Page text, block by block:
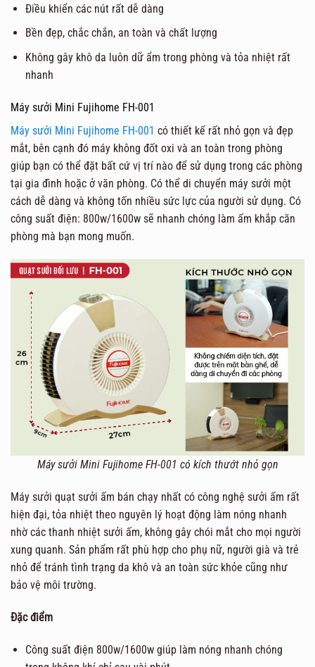
Điều khiển các nút rất dễ dàng
Bền đẹp, chắc chắn, an toàn và chất lượng
Không gây khô da luôn dữ ẩm trong phòng và tỏa nhiệt rất
nhanh
Máy sưởi Mini Fujihome FH-001
Máy sưởi Mini Fujihome FH-001 có thiết kế rất nhỏ gọn và đẹp
mắt, bên cạnh đó máy không đốt oxi và an toàn trong phòng
giúp bạn có thể đặt bất cứ vị trí nào để sử dụng trong các phòng
tại gia đình hoặc ở văn phòng. Có thể di chuyển máy sưởi một
cách dễ dàng và không tốn nhiều sức lực của người sử dụng. Có
công suất điện: 800w/1600w sẽ nhanh chóng làm ấm khắp căn
phòng mà bạn mong muốn.
Máy sưởi Mini Fujihome FH-001 có kích thướt nhỏ gọn
Máy sưởi quạt sưởi ấm bán chạy nhất có công nghệ sưởi ấm rất
hiện đại, tỏa nhiệt theo nguyên lý hoạt động làm nóng nhanh
nhờ các thanh nhiệt sưởi ấm, không gây chói mắt cho mọi người
xung quanh. Sản phẩm rất phù hợp cho phụ nữ, người già và trẻ
nhỏ để tránh tình trạng da khô và an toàn sức khỏe cũng như
bảo vệ môi trường.
Đặc điểm
Công suất điện 800w/1600w giúp làm nóng nhanh chóng